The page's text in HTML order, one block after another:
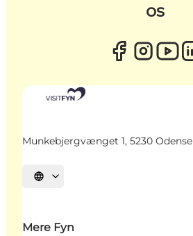
os
Munkebjergvænget 1, 5230 Odense
Vælg sprog
Mere Fyn